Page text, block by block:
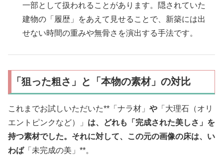
一部として扱われることがあります。隠されていた
建物の「履歴」をあえて見せることで、新築には出
せない時間の重みや無骨さを演出する手法です。
「狙った粗さ」と「本物の素材」の対比
これまでお試しいただいた**「ナラ材」 や 「大理石（オリ
エントピンクなど）」 は、どれも「完成された美しさ」を
持つ素材でした。それに対して、この元の画像の床は、い
わば「未完成の美」**。